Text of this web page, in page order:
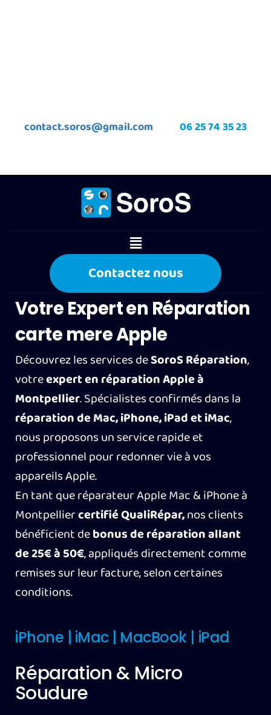
contact.soros@gmail.com 06 25 74 35 23
Contactez nous
Votre Expert en Réparation
carte mere Apple
Découvrez les services deSoroS Réparation,
votreexpert en réparation Apple à
Montpellier. Spécialistes confirmés dans la
réparation de Mac, iPhone, iPad et iMac,
nous proposons un service rapide et
professionnel pour redonner vie à vos
appareils Apple.
En tant que réparateur Apple Mac & iPhone à
Montpelliercertifié QualiRépar,nos clients
bénéficient debonus de réparation allant
de 25€ à 50€, appliqués directement comme
remises sur leur facture, selon certaines
conditions.
iPhone | iMac | MacBook | iPad
Réparation & Micro
Soudure